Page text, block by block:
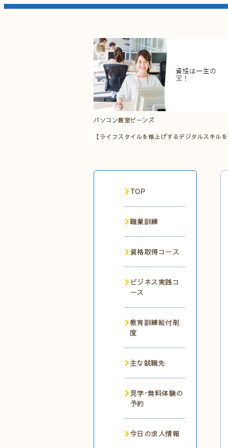
パソコン教室ビーンズ
【ライフスタイルを格上げするデジタルスキルを
TOP
職業訓練
資格取得コース
ビジネス実践コ
ース
教育訓練給付制
度
主な就職先
見学･無料体験の
予約
今日の求人情報